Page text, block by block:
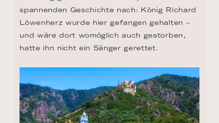
spannenden Geschichte nach: König Richard
Löwenherz wurde hier gefangen gehalten –
und wäre dort womöglich auch gestorben,
hatte ihn nicht ein Sänger gerettet.